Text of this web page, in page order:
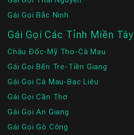
Gái Gọi Bắc Ninh
Gái Gọi Các Tỉnh Miền Tây
Châu Đốc-Mỹ Tho-Cà Mau
Gái Gọi Bến Tre-Tiền Giang
Gái Gọi Cà Mau-Bạc Liêu
Gái Gọi Cần Thơ
Gái Gọi An Giang
Gái Gọi Gò Công